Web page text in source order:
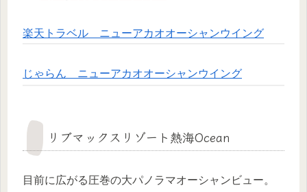
楽天トラベル ニューアカオオーシャンウイング
じゃらん ニューアカオオーシャンウイング
リブマックスリゾート熱海Ocean
目前に広がる圧巻の大パノラマオーシャンビュー。